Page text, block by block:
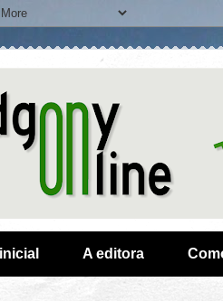
A editora